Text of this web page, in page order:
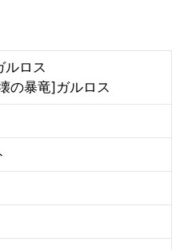
ルロス
の暴竜]ガルロス